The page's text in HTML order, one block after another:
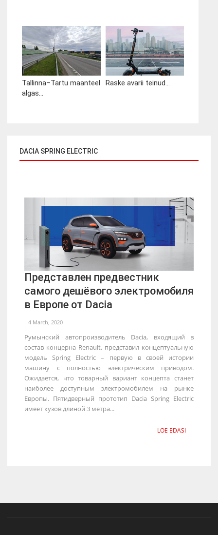
Tallinna–Tartu maanteel
algas...
Raske avarii teinud...
DACIA SPRING ELECTRIC
Представлен предвестник
самого дешёвого электромобиля
в Европе от Dacia
4 March, 2020
Румынский автопроизводитель Dacia, входящий в
состав концерна Renault, представил концептуальную
модель Spring Electric – первую в своей истории
машину с полностью электрическим приводом.
Ожидается, что товарный вариант концепта станет
наиболее доступным электромобилем на рынке
Европы. Пятидверный прототип Dacia Spring Electric
имеет кузов длиной 3 метра...
LOE EDASI